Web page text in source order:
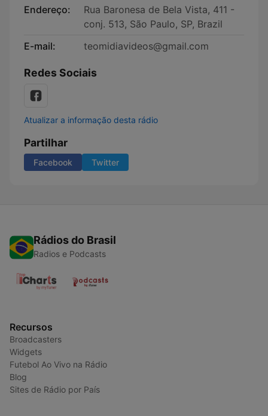
Endereço:
Rua Baronesa de Bela Vista, 411 -
conj. 513, São Paulo, SP, Brazil
E-mail:
teomidiavideos@gmail.com
Redes Sociais
Atualizar a informação desta rádio
Partilhar
Facebook Twitter
Rádios do Brasil
Radios e Podcasts
Recursos
Broadcasters
Widgets
Futebol Ao Vivo na Rádio
Blog
Sites de Rádio por País